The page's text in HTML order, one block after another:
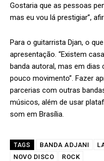
Gostaria que as pessoas
mas eu vou lá prestigiar”,
Para o guitarrista Djan, o
apresentação. “Existem
banda autoral, mas em dias
pouco movimento”. Fazer
parcerias com outras
músicos, além de usar
som em Brasília.
TAGS BANDA ADJANI
NOVO DISCO
ROCK